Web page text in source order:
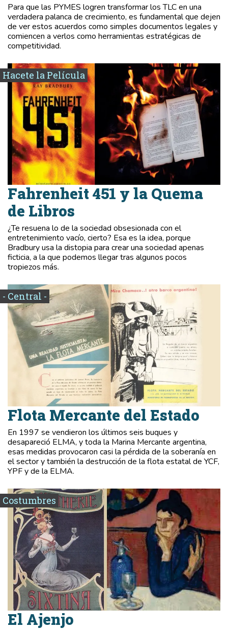
Para que las PYMES logren transformar los TLC en una
verdadera palanca de crecimiento, es fundamental que dejen
de ver estos acuerdos como simples documentos legales y
comiencen a verlos como herramientas estratégicas de
competitividad.
Hacete la Película
Fahrenheit 451 y la Quema
de Libros
¿Te resuena lo de la sociedad obsesionada con el
entretenimiento vacío, cierto? Esa es la idea, porque
Bradbury usa la distopia para crear una sociedad apenas
ficticia, a la que podemos llegar tras algunos pocos
tropiezos más.
- Central -
Flota Mercante del Estado
En 1997 se vendieron los últimos seis buques y
desapareció ELMA, y toda la Marina Mercante argentina,
esas medidas provocaron casi la pérdida de la soberanía en
el sector y también la destrucción de la flota estatal de YCF,
YPF y de la ELMA.
Costumbres
El Ajenjo